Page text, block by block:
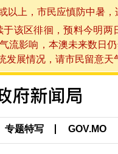
上，市民应慎防中暑
该区徘徊，预料今明
流影响，本澳未来数日
展情况，请市民留意
专题特写 GOV.MO